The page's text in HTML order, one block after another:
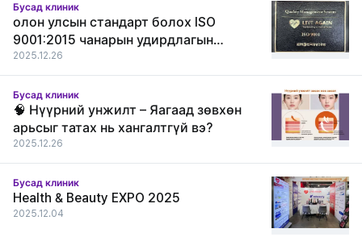
Бусад клиник
олон улсын стандарт болох ISO
9001:2015 чанарын удирдлагын
тогтолцооны гэрчилгээг амжилттай
хүлээн авлаа.
2025.12.26
Бусад клиник
🧠 Нүүрний унжилт – Яагаад зөвхөн
арьсыг татах нь хангалтгүй вэ?
2025.12.26
Бусад клиник
Health & Beauty EXPO 2025
2025.12.04